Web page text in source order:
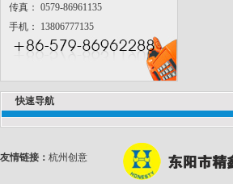
传真： 0579-86961135
手机： 13806777135
快速导航
友情链接： 杭州创意